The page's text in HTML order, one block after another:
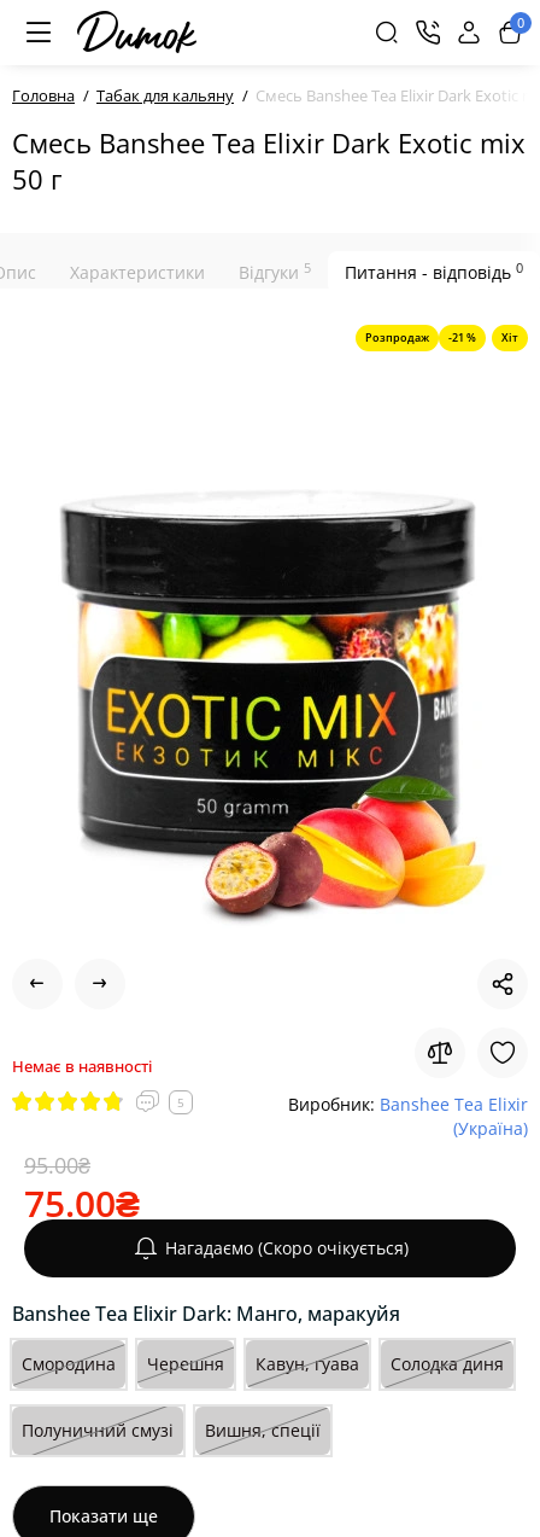
0
Головна Табак для кальяну Смесь Banshee Tea Elixir Dark Exotic
Смесь Banshee Tea Elixir Dark Exotic mix
50 г
Характеристики Відгуки 5 Питання - відповідь 0
Розпродаж -21 % Хіт
Немає в наявності
5 Виробник: Banshee Tea Elixir
(Україна)
95.00₴
75.00₴
Нагадаємо (Скоро очікується)
Banshee Tea Elixir Dark: Манго, маракуйя
Смородина Черешня Кавун, гуава Солодка диня
Полуничний смузі Вишня, спеції
Показати ще